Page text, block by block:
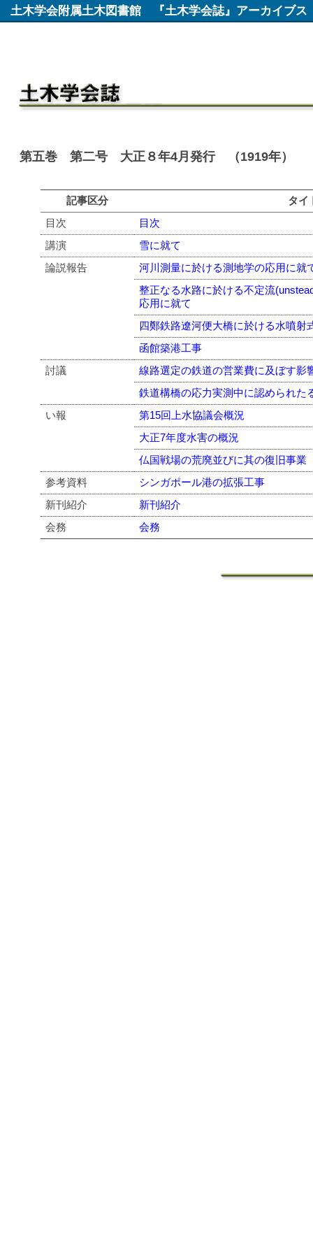
土木学会附属土木図書館 『土木学会誌』アーカイブス
第五巻 第二号 大正８年4月発行 （1919年）
記事区分
タイ
目次
目次
講演
雪に就て
論説報告
河川測量に於ける測地学の応用に就
整正なる水路に於ける不定流
応用に就て
四鄭鉄路遼河便大橋に於ける水噴射
函館築港工事
討議
線路選定の鉄道の営業費に及ぼす影
鉄道構橋の応力実測中に認められた
い報
第15回上水協議会概況
大正7年度水害の概況
仏国戦場の荒廃並びに其の復旧事業
参考資料
シンガポール港の拡張工事
新刊紹介
新刊紹介
会務
会務